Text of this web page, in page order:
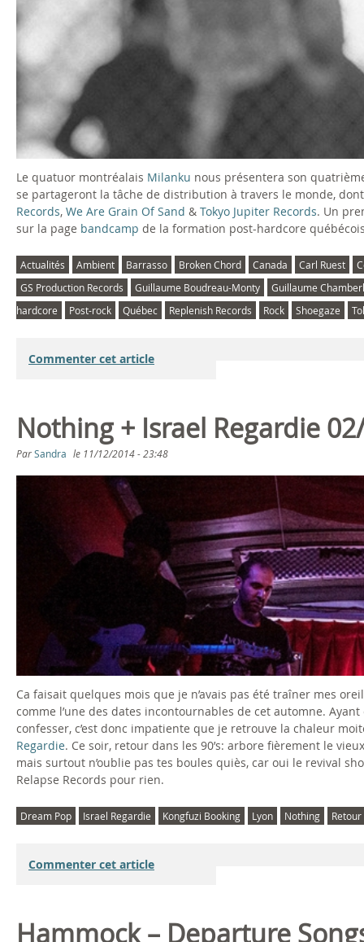
Le quatuor montréalais Milanku nous présentera son
se partageront la tâche de distribution à travers le monde,
Records, We Are Grain Of Sand & Tokyo Jupiter Records. Un
sur la page bandcamp de la formation post-hardcore
Actualités Ambient Barrasso Broken Chord Canada Carl Ruest
GS Production Records
Guillaume Boudreau-Monty
Guillaume
hardcore
Post-rock Québec Replenish Records Rock Shoegaze
Commenter cet article
Nothing + Israel Regardie
ParSandra le 11/12/2014 - 23:48
Ca faisait quelques mois que je n’avais pas été traîner mes
comme l’une des dates incontournables de cet automne.
confesser, c’est donc impatiente que je retrouve la chaleur
Regardie. Ce soir, retour dans les 90’s: arbore fièrement le
mais surtout n’oublie pas tes boules quiès, car oui le revival
Relapse Records pour rien.
Dream Pop Israel Regardie Kongfuzi Booking Lyon Nothing
Commenter cet article
Hammock – Departure